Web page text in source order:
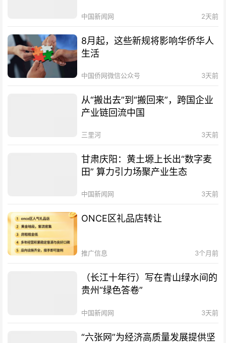
中国新闻网 2天前
8月起，这些新规将影响华侨华人
生活
中国侨网微信公众号 3天前
从“搬出去”到“搬回来”，跨国企业
产业链回流中国
三里河 3天前
甘肃庆阳：黄土塬上长出“数字麦
田” 算力引力场聚产业生态
中国新闻网 3天前
ONCE区礼品店转让
推广信息 3个月前
（长江十年行）写在青山绿水间的
贵州“绿色答卷”
中国新闻网 3天前
“六张网”为经济高质量发展提供坚